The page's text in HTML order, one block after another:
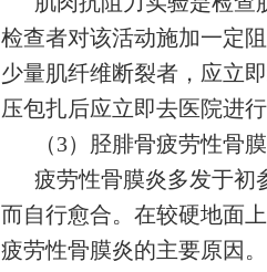
检查者对该活动施加一定
少量肌纤维断裂者，应立
压包扎后应立即去医院进行
（3）胫腓骨疲劳性骨
疲劳性骨膜炎多发于初
而自行愈合。在较硬地面
疲劳性骨膜炎的主要原因。